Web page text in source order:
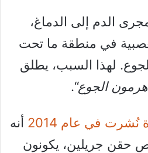
الدم إلى الدماغ،
في منطقة ما تحت
لهذا السبب، يطلق
هرمون الجوع“.
في عام 2014
أنه
حقن جريلين، يكونون